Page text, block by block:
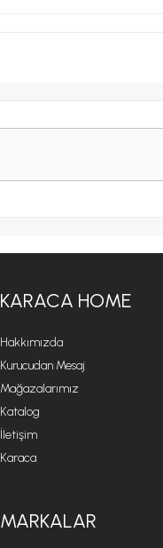
KARACA HOME
Hakkımızda
Kurucudan Mesaj
Mağazalarımız
Katalog
İletişim
Karaca
MARKALAR